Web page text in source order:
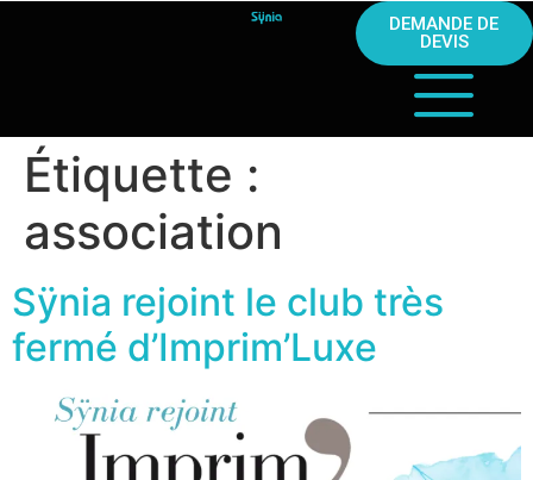
DEMANDE DE
DEVIS
Étiquette :
association
Sÿnia rejoint le club très
fermé d’Imprim’Luxe